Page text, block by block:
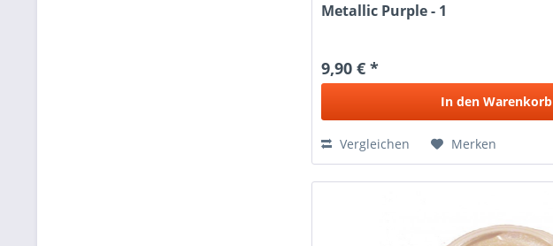
Metallic Purple - 1
9,90 € *
In den Warenkorb
Vergleichen Merken